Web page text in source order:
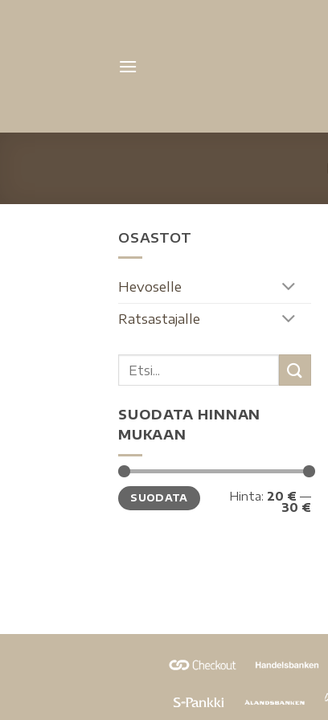
OSASTOT
Hevoselle
Ratsastajalle
SUODATA HINNAN
MUKAAN
SUODATA Hinta: 20 € —
30 €